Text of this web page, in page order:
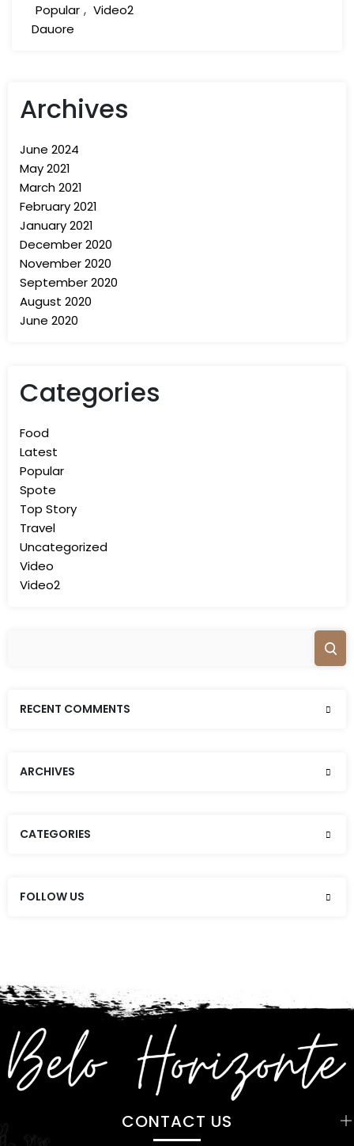
neque. Etiam finibus purus in lectus sodales
vestibulum. Sed id lacinia nulla. Vestibulum
Nunc quis nulla ut neque tempor molestie nec in
Pellentesque id tortor dolor. Nullam lacinia
molestie lacus, in ullamcorper turpis tempor in.
Popular , Video2
Dauore
Archives
June 2024
May 2021
March 2021
February 2021
January 2021
December 2020
November 2020
September 2020
August 2020
June 2020
Categories
Food
Latest
Popular
Spote
Top Story
Travel
Uncategorized
Video
Video2
RECENT COMMENTS
ARCHIVES
CATEGORIES
FOLLOW US
CONTACT US